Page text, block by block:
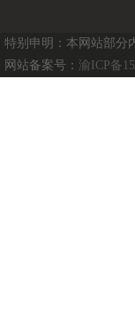
特别申明：本网站部分
网站备案号： 渝ICP备